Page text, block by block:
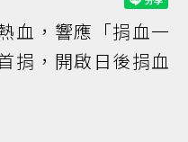
血，響應「捐血一
捐，開啟日後捐血